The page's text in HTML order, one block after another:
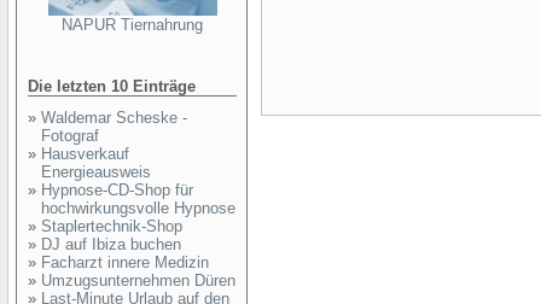
NAPUR Tiernahrung
Die letzten 10 Einträge
» Waldemar Scheske -
Fotograf
» Hausverkauf
Energieausweis
» Hypnose-CD-Shop für
hochwirkungsvolle Hypnose
» Staplertechnik-Shop
» DJ auf Ibiza buchen
» Facharzt innere Medizin
» Umzugsunternehmen Düren
» Last-Minute Urlaub auf den